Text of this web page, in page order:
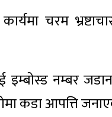
चरम
इम्बोस्ड नम्बर
कडा आपत्ति